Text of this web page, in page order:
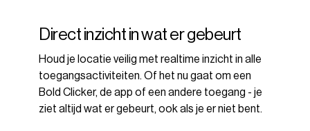
Direct inzicht in wat er gebeurt
Houd je locatie veilig met realtime inzicht in alle
toegangsactiviteiten. Of het nu gaat om een
Bold Clicker, de app of een andere toegang - je
ziet altijd wat er gebeurt, ook als je er niet bent.